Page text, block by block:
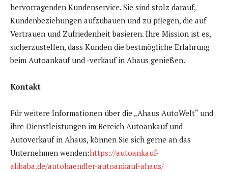
hervorragenden Kundenservice. Sie sind stolz darauf,
Kundenbeziehungen aufzubauen und zu pflegen, die auf
Vertrauen und Zufriedenheit basieren. Ihre Mission ist es,
sicherzustellen, dass Kunden die bestmögliche Erfahrung
beim Autoankauf und -verkauf in Ahaus genießen.
Kontakt
Für weitere Informationen über die „Ahaus AutoWelt“ und
ihre Dienstleistungen im Bereich Autoankauf und
Autoverkauf in Ahaus, können Sie sich gerne an das
Unternehmen wenden:https://autoankauf-
alibaba.de/autohaendler-autoankauf-ahaus/